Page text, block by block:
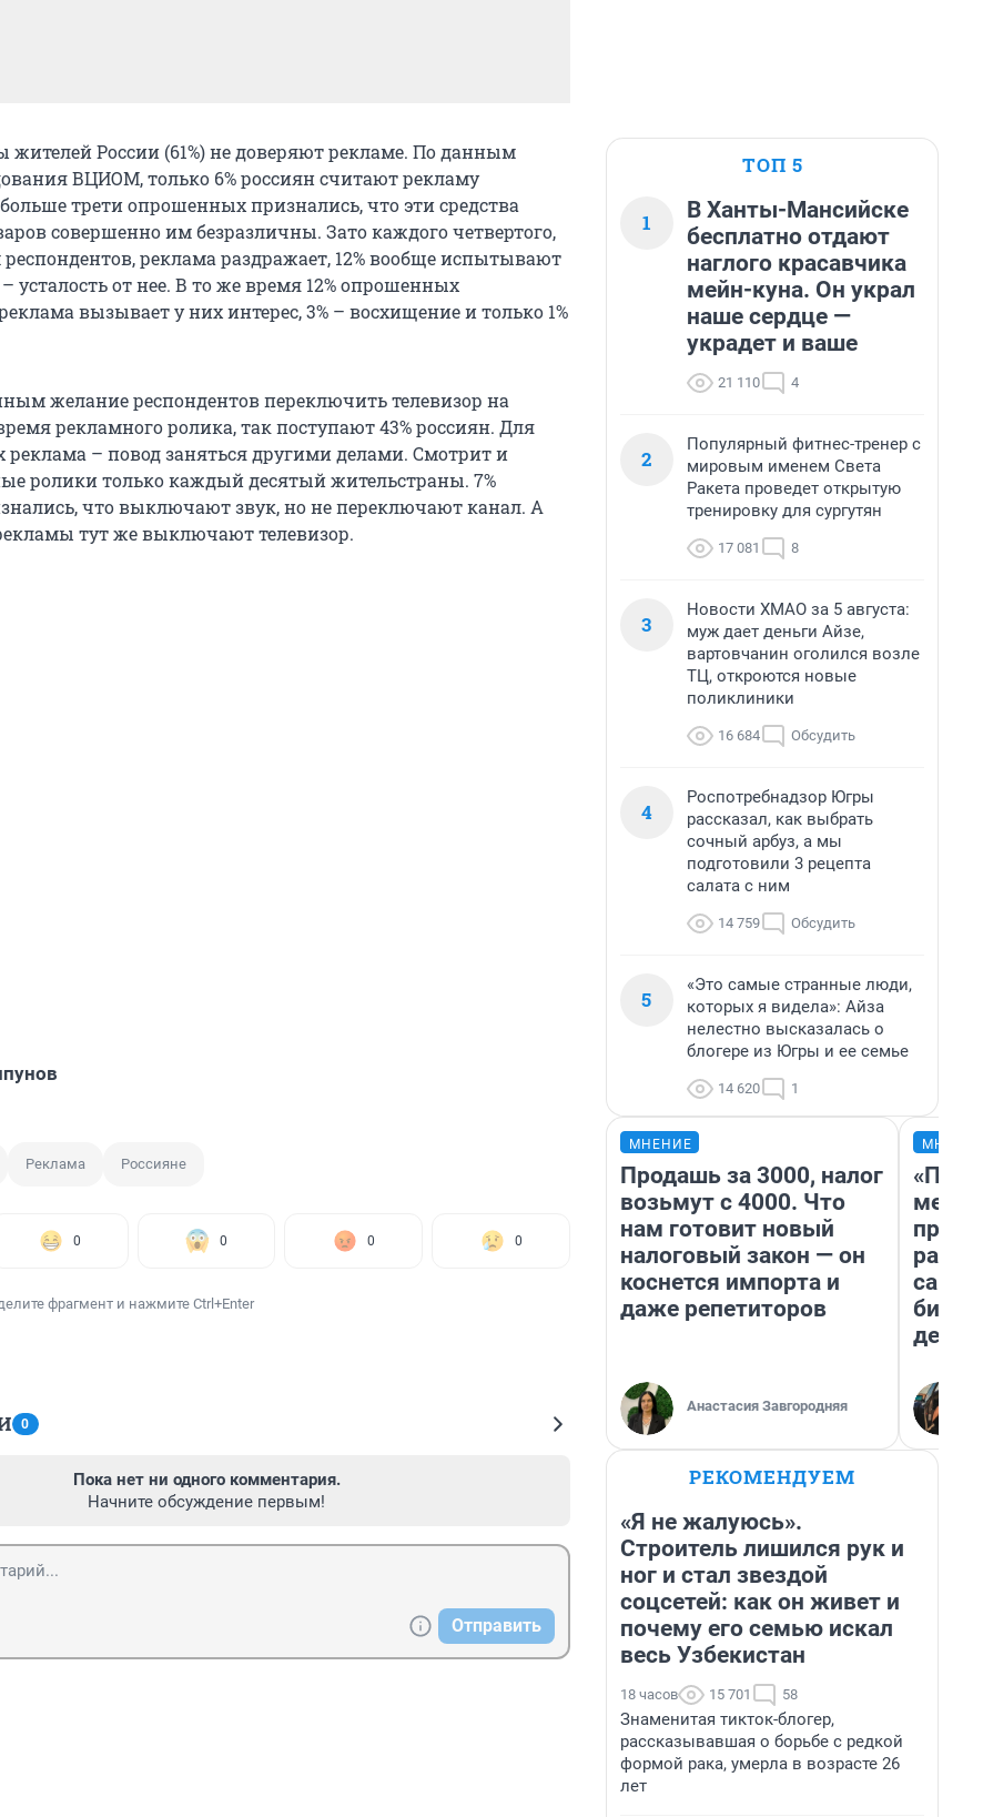
России (61%) не доверяют рекламе. По данным
ВЦИОМ, только 6% россиян считают рекламу
трети опрошенных признались, что эти средства
совершенно им безразличны. Зато каждого четвертого,
респондентов, реклама раздражает, 12% вообще испытывают
усталость от нее. В то же время 12% опрошенных
вызывает у них интерес, 3% – восхищение и только 1%
желание респондентов переключить телевизор на
рекламного ролика, так поступают 43% россиян. Для
– повод заняться другими делами. Смотрит и
ролики только каждый десятый жительстраны. 7%
что выключают звук, но не переключают канал. А
тут же выключают телевизор.
Реклама Россияне
0 0 0 0
фрагмент и нажмите Ctrl+Enter
0
Пока нет ни одного комментария.
Начните обсуждение первым!
Отправить
ТОП 5
1
В Ханты-Мансийске
бесплатно отдают
наглого красавчика
мейн-куна. Он украл
наше сердце —
украдет и ваше
21 110 4
2
Популярный фитнес-тренер с
мировым именем Света
Ракета проведет открытую
тренировку для сургутян
17 081 8
3
Новости ХМАО за 5 августа:
муж дает деньги Айзе,
вартовчанин оголился возле
ТЦ, откроются новые
поликлиники
16 684 Обсудить
4
Роспотребнадзор Югры
рассказал, как выбрать
сочный арбуз, а мы
подготовили 3 рецепта
салата с ним
14 759 Обсудить
5
«Это самые странные люди,
которых я видела»: Айза
нелестно высказалась о
блогере из Югры и ее семье
14 620 1
МНЕНИЕ
Продашь за 3000, налог
возьмут с 4000. Что
нам готовит новый
налоговый закон — он
коснется импорта и
даже репетиторов
Анастасия Завгородняя
РЕКОМЕНДУЕМ
«Я не жалуюсь».
Строитель лишился рук и
ног и стал звездой
соцсетей: как он живет и
почему его семью искал
весь Узбекистан
18 часов 15 701 58
Знаменитая тикток-блогер,
рассказывавшая о борьбе с редкой
формой рака, умерла в возрасте 26
лет